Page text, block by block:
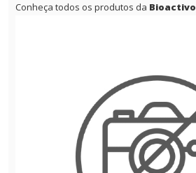
Conheça todos os produtos da Bioactivo